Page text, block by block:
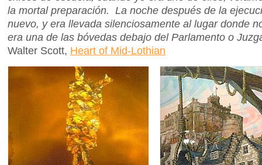
la mortal preparación. La noche después de la
nuevo, y era llevada silenciosamente al lugar donde
era una de las bóvedas debajo del Parlamento o
Walter Scott, Heart of Mid-Lothian